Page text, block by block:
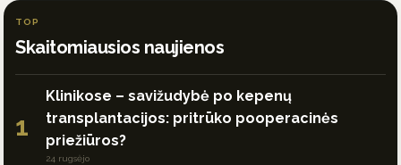
TOP
Skaitomiausios naujienos
1
Klinikose – savižudybė po kepenų
transplantacijos: pritrūko pooperacinės
priežiūros?
24 rugsėjo